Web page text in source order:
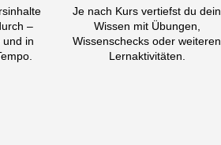
–
und in
Je nach Kurs vertiefst du dein
Wissen mit Übungen,
Wissenschecks oder weiteren
Lernaktivitäten.